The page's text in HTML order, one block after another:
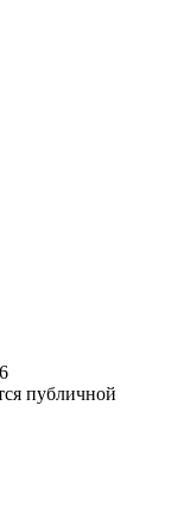
публичной